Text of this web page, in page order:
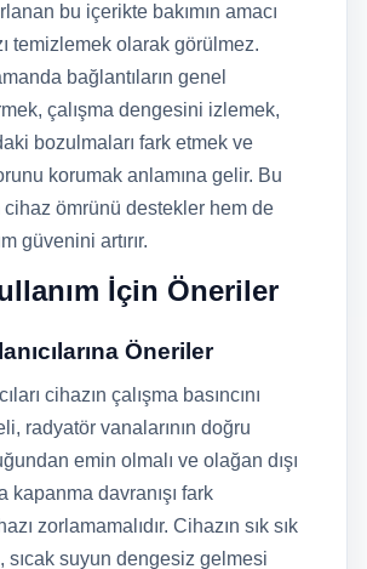
bu içerikte bakımın amacı
temizlemek olarak görülmez.
bağlantıların genel
çalışma dengesini izlemek,
bozulmaları fark etmek ve
korumak anlamına gelir. Bu
cihaz ömrünü destekler hem de
güvenini artırır.
İçin Öneriler
Öneriler
cihazın çalışma basıncını
radyatör vanalarının doğru
emin olmalı ve olağan dışı
kapanma davranışı fark
zorlamamalıdır. Cihazın sık sık
sıcak suyun dengesiz gelmesi